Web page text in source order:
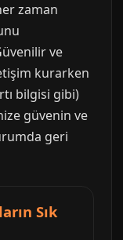
zaman
ve
kurarken
bilgisi gibi)
güvenin ve
geri
Sık